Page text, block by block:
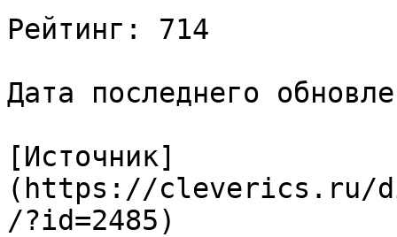
Рейтинг: 714
Дата последнего
[Источник]
(https://cleverics.ru/
/?id=2485)